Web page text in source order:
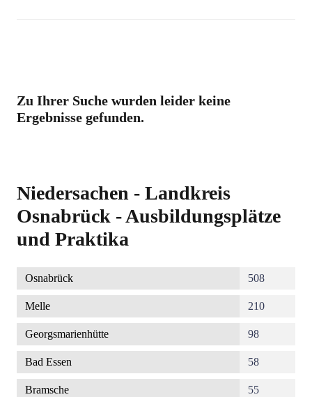
Zu Ihrer Suche wurden leider keine
Ergebnisse gefunden.
Niedersachen - Landkreis
Osnabrück - Ausbildungsplätze
und Praktika
Osnabrück 508
Melle 210
Georgsmarienhütte 98
Bad Essen 58
Bramsche 55